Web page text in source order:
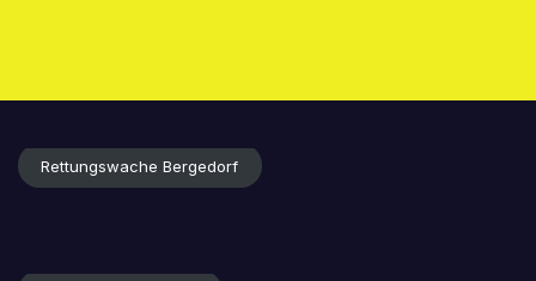
Rettungswache Bergedorf